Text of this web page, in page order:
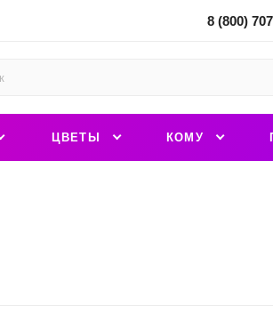
8 (800)
ЦВЕТЫ КОМУ